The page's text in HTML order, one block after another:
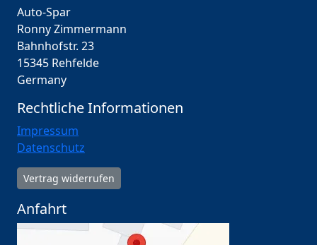
Auto-Spar
Ronny Zimmermann
Bahnhofstr. 23
15345 Rehfelde
Germany
Rechtliche Informationen
Impressum
Datenschutz
Vertrag widerrufen
Anfahrt